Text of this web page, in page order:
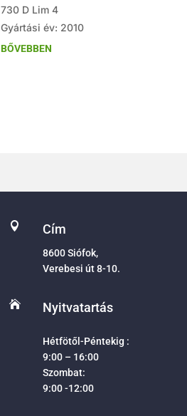
730 D Lim 4
Gyártási év: 2010
BŐVEBBEN
 Cím
8600 Siófok,
Verebesi út 8-10.
 Nyitvatartás
Hétfötől-Péntekig :
9:00 – 16:00
Szombat:
9:00 -12:00